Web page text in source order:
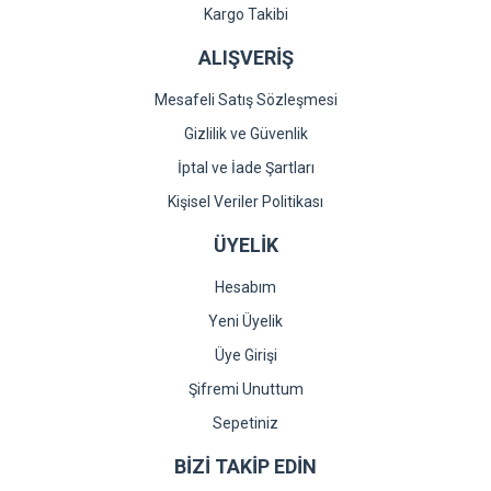
Gönder
Kargo Takibi
ALIŞVERİŞ
Mesafeli Satış Sözleşmesi
Gizlilik ve Güvenlik
İptal ve İade Şartları
Kişisel Veriler Politikası
ÜYELİK
Hesabım
Yeni Üyelik
Üye Girişi
Şifremi Unuttum
Sepetiniz
BİZİ TAKİP EDİN